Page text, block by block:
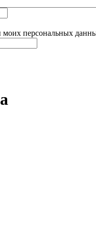
моих персональных